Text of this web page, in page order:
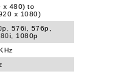
x 480) to
x 1080)
576i, 576p,
1080p